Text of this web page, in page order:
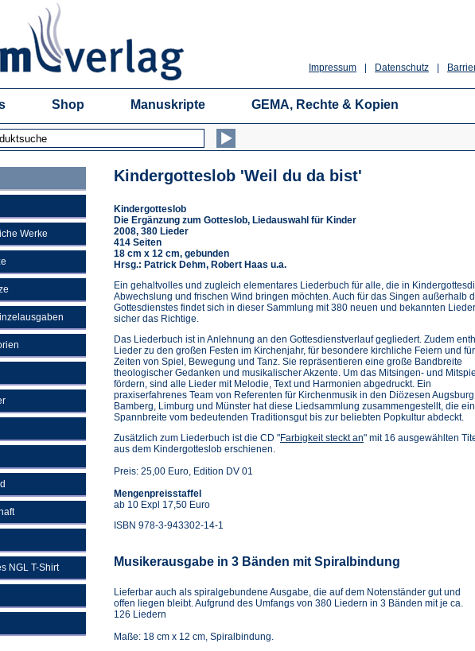
Datenschutz
Impressum
Shop Manuskripte GEMA, Rechte & Kopien
Werke
NGL T-Shirt
Kindergotteslob 'Weil du da bist'
Kindergotteslob
Die Ergänzung zum Gotteslob, Liedauswahl für Kinder
2008, 380 Lieder
414 Seiten
18 cm x 12 cm, gebunden
Hrsg.: Patrick Dehm, Robert Haas u.a.
Ein gehaltvolles und zugleich elementares Liederbuch für alle, die in
Abwechslung und frischen Wind bringen möchten. Auch für das Singen außerhalb
Gottesdienstes findet sich in dieser Sammlung mit 380 neuen und bekannten
sicher das Richtige.
Das Liederbuch ist in Anlehnung an den Gottesdienstverlauf gegliedert. Zudem
Lieder zu den großen Festen im Kirchenjahr, für besondere kirchliche Feiern und für
Zeiten von Spiel, Bewegung und Tanz. Sie repräsentieren eine große Bandbreite
theologischer Gedanken und musikalischer Akzente. Um das Mitsingen- und
fördern, sind alle Lieder mit Melodie, Text und Harmonien abgedruckt. Ein
praxiserfahrenes Team von Referenten für Kirchenmusik in den Diözesen
Bamberg, Limburg und Münster hat diese Liedsammlung zusammengestellt, die
Spannbreite vom bedeutenden Traditionsgut bis zur beliebten Popkultur abdeckt.
Zusätzlich zum Liederbuch ist die CD "Farbigkeit steckt an" mit 16 ausgewählten
aus dem Kindergotteslob erschienen.
Preis: 25,00 Euro, Edition DV 01
Mengenpreisstaffel
ab 10 Expl 17,50 Euro
ISBN 978-3-943302-14-1
Musikerausgabe in 3 Bänden mit Spiralbindung
Lieferbar auch als spiralgebundene Ausgabe, die auf dem Notenständer gut und
offen liegen bleibt. Aufgrund des Umfangs von 380 Liedern in 3 Bänden mit je ca.
126 Liedern
Maße: 18 cm x 12 cm, Spiralbindung.